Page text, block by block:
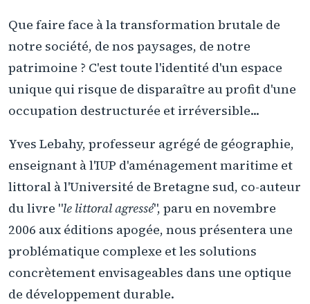
Que faire face à la transformation brutale de
notre société, de nos paysages, de notre
patrimoine ? C'est toute l'identité d'un espace
unique qui risque de disparaître au profit d'une
occupation destructurée et irréversible...
Yves Lebahy, professeur agrégé de géographie,
enseignant à l'IUP d'aménagement maritime et
littoral à l'Université de Bretagne sud, co-auteur
du livre "le littoral agressé", paru en novembre
2006 aux éditions apogée, nous présentera une
problématique complexe et les solutions
concrètement envisageables dans une optique
de développement durable.